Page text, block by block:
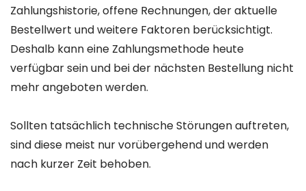
Zahlungshistorie, offene Rechnungen, der aktuelle
Bestellwert und weitere Faktoren berücksichtigt.
Deshalb kann eine Zahlungsmethode heute
verfügbar sein und bei der nächsten Bestellung nicht
mehr angeboten werden.
Sollten tatsächlich technische Störungen auftreten,
sind diese meist nur vorübergehend und werden
nach kurzer Zeit behoben.